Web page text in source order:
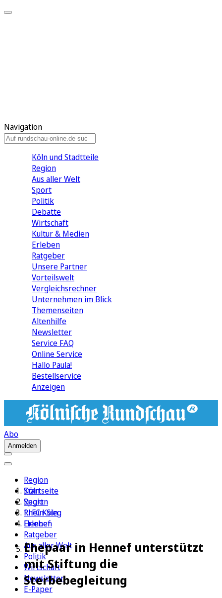
Navigation
Köln und Stadtteile
Region
Aus aller Welt
Sport
Politik
Debatte
Wirtschaft
Kultur & Medien
Erleben
Ratgeber
Unsere Partner
Vorteilswelt
Vergleichsrechner
Unternehmen im Blick
Themenseiten
Altenhilfe
Newsletter
Service FAQ
Online Service
Hallo Paula!
Bestellservice
Anzeigen
Abo
Anmelden
Region
Köln
Sport
1. FC Köln
Erleben
Ratgeber
Aus aller Welt
Politik
Wirtschaft
Newsletter
E-Paper
Startseite
Region
Rhein-Sieg
Hennef
Ehepaar in Hennef unterstützt
mit Stiftung die
Sterbebegleitung